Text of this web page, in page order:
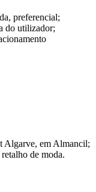
preferencial;
do utilizador;
Algarve, em Almancil;
de moda.